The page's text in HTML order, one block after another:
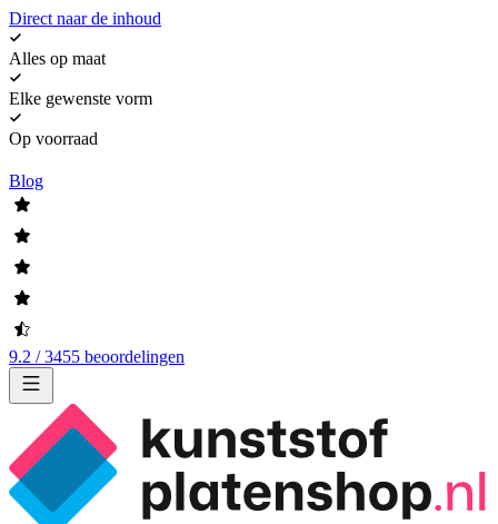
Direct naar de inhoud
Alles op maat
Elke gewenste vorm
Op voorraad
Blog
9.2 / 3455 beoordelingen